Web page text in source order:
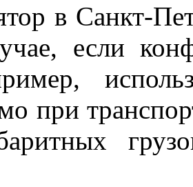
в Санкт-
если
при